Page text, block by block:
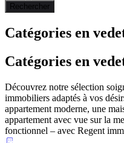
Rechercher
Catégories en
Catégories en
Découvrez notre sélection
immobiliers adaptés à vos
appartement moderne, une
appartement avec vue sur la
fonctionnel – avec Regent